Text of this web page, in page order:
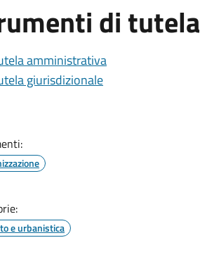
di tutela
amministrativa
giurisdizionale
e urbanistica